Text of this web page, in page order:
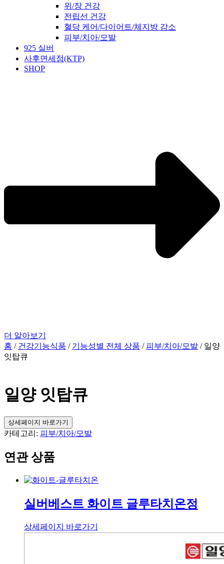
위/장 건강
전립선 건강
혈당 케어/다이어트/체지방 감소
피부/치아/모발
925 실버
사후면세점(KTP)
SHOP
더 알아보기
홈 / 건강기능식품 / 기능성별 전체 상품 / 피부/치아/모발 / 일양
잇탑큐
일양 잇탑큐
상세페이지 바로가기
카테고리: 피부/치아/모발
연관 상품
실버베스트 화이트 글루타치온정
상세페이지 바로가기